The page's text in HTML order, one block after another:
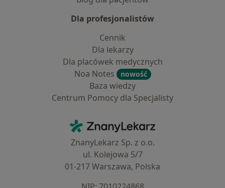
Dla profesjonalistów
Cennik
Dla lekarzy
Dla placówek medycznych
Noa Notes
nowość
Baza wiedzy
Centrum Pomocy dla Specjalisty
ZnanyLekarz - Strona główna
ZnanyLekarz Sp. z o.o.
ul. Kolejowa 5/7
01-217 Warszawa, Polska